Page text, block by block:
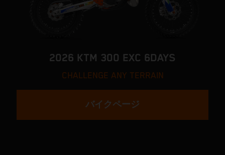
2026 KTM 300 EXC 6DAYS
CHALLENGE ANY TERRAIN
バイクページ